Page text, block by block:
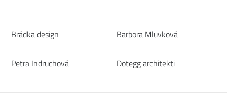
Brádka design Barbora Mluvková
Petra Indruchová Dotegg architekti